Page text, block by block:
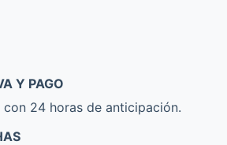
Y PAGO
24 horas de anticipación.